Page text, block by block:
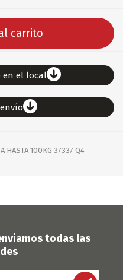
carrito
en el local
HASTA 100KG 37337 Q4
todas las